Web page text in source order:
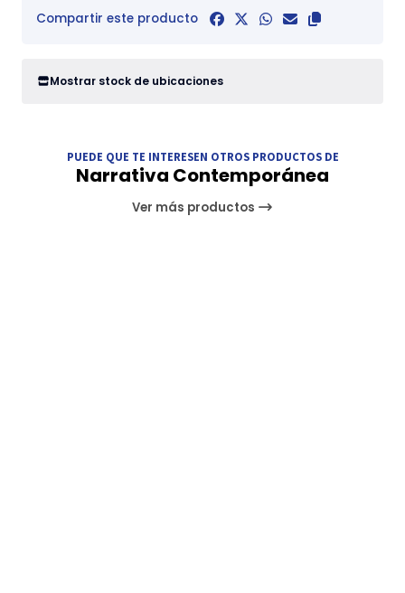
Compartir este producto
Mostrar stock de ubicaciones
PUEDE QUE TE INTERESEN OTROS PRODUCTOS DE
Narrativa Contemporánea
Ver más productos